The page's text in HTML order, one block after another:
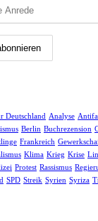
Deutschland Analyse
Berlin Buchrezension
Frankreich
Klima Krieg Krise
Protest Rassismus
SPD Streik Syrien Syriza